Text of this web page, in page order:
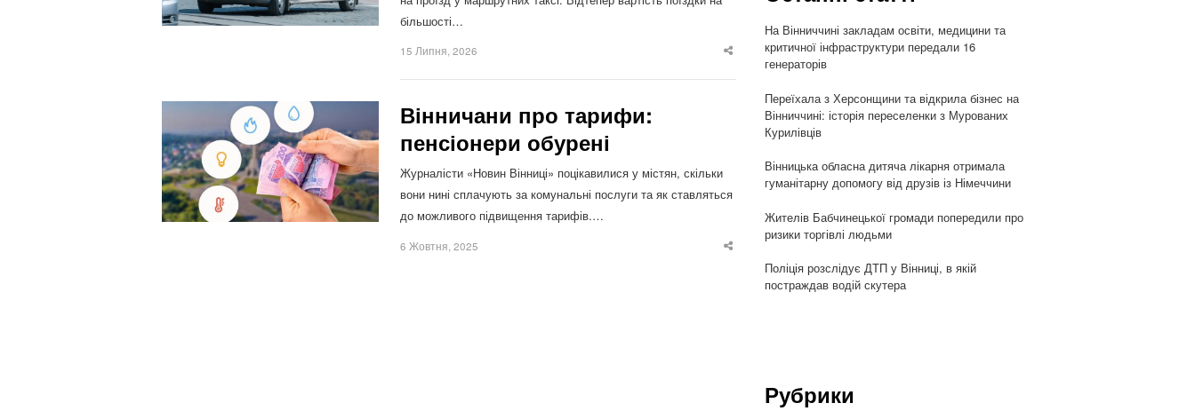
більшості…
15 Липня, 2026
Share
Вінничани про тарифи:
пенсіонери обурені
Журналісти «Новин Вінниці» поцікавилися у містян, скільки
вони нині сплачують за комунальні послуги та як ставляться
до можливого підвищення тарифів.…
6 Жовтня, 2025
Share
На Вінниччині закладам освіти, медицини та
критичної інфраструктури передали 16
генераторів
Переїхала з Херсонщини та відкрила бізнес на
Вінниччині: історія переселенки з Мурованих
Курилівців
Вінницька обласна дитяча лікарня отримала
гуманітарну допомогу від друзів із Німеччини
Жителів Бабчинецької громади попередили про
ризики торгівлі людьми
Поліція розслідує ДТП у Вінниці, в якій
постраждав водій скутера
Рубрики